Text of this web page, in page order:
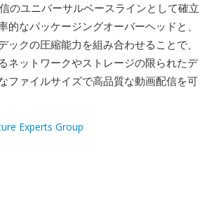
のユニバーサルベースラインとして確立
的なパッケージングオーバーヘッドと、
ックの圧縮能力を組み合わせることで、
ネットワークやストレージの限られたデ
ファイルサイズで高品質な動画配信を可
Experts Group